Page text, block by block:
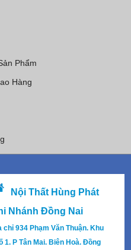
Phẩm
Hàng
Nội Thất Hùng Phát
Nhánh Đồng Nai
chỉ 934 Phạm Văn Thuận. Khu
1. P Tân Mai. Biên Hoà. Đồng